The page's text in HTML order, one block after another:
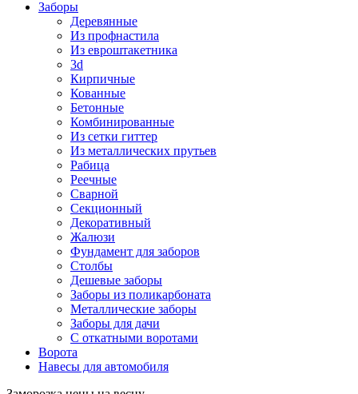
Заборы
Деревянные
Из профнастила
Из евроштакетника
3d
Кирпичные
Кованные
Бетонные
Комбинированные
Из сетки гиттер
Из металлических прутьев
Рабица
Реечные
Сварной
Секционный
Декоративный
Жалюзи
Фундамент для заборов
Столбы
Дешевые заборы
Заборы из поликарбоната
Металлические заборы
Заборы для дачи
С откатными воротами
Ворота
Навесы для автомобиля